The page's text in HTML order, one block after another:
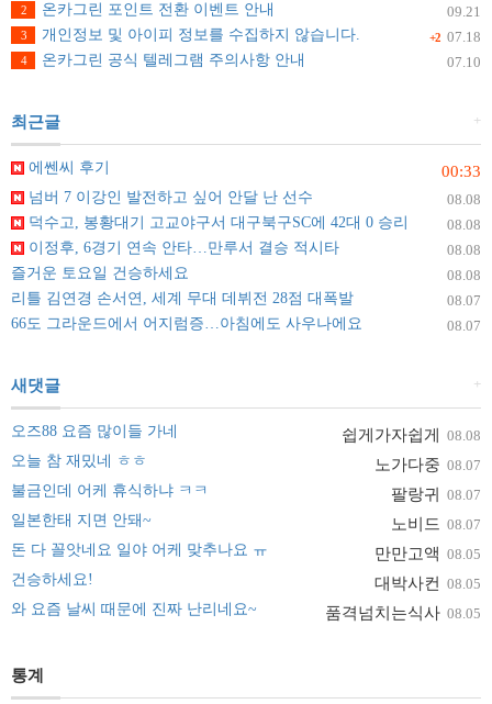
09.21
2 온카그린 포인트 전환 이벤트 안내
+2 07.18
3
개인정보 및 아이피 정보를 수집하지 않습니다.
07.10
4 온카그린 공식 텔레그램 주의사항 안내
+
최근글
00:33
에쎈씨 후기
08.08
넘버 7 이강인 발전하고 싶어 안달 난 선수
08.08
덕수고, 봉황대기 고교야구서 대구북구SC에 42대 0 승리
08.08
이정후, 6경기 연속 안타…만루서 결승 적시타
08.08
즐거운 토요일 건승하세요
08.07
리틀 김연경 손서연, 세계 무대 데뷔전 28점 대폭발
08.07
66도 그라운드에서 어지럼증…아침에도 사우나에요
+
새댓글
쉽게가자쉽게 08.08
오즈88 요즘 많이들 가네
노가다중 08.07
오늘 참 재밌네 ㅎㅎ
팔랑귀 08.07
불금인데 어케 휴식하냐 ㅋㅋ
노비드 08.07
일본한태 지면 안돼~
만만고액 08.05
돈 다 꼴앗네요 일야 어케 맞추나요 ㅠ
대박사컨 08.05
건승하세요!
품격넘치는식사 08.05
와 요즘 날씨 때문에 진짜 난리네요~
통계